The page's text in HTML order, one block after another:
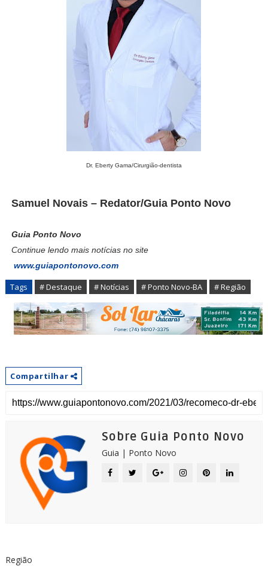
Dr. Eberty Gama/Cirurgião-dentista
Samuel Novais – Redator/Guia Ponto Novo
Guia Ponto Novo
Continue lendo mais notícias no site
www.guiapontonovo.com
Tags # Destaque # Notícias # Ponto Novo-BA # Região
Compartilhar
Sobre Guia Ponto Novo
Guia | Ponto Novo
Região